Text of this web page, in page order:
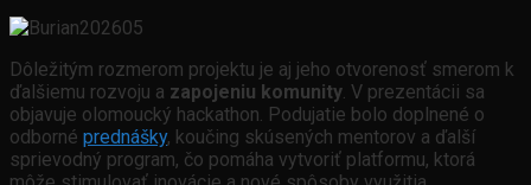
Dôležitým rozmerom projektu je aj jeho otvorenosť smerom k
ďalšiemu rozvoju a zapojeniu komunity. V prezentácii sa
objavuje olomoucký hackathon. Podujatie bolo doplnené o
odborné prednášky, koučing skúsených mentorov a ďalší
sprievodný program, čo pomáha vytvoriť platformu, ktorá